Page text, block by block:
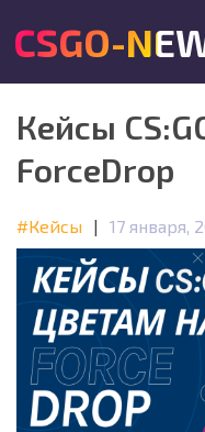
CSGO-
Кейсы
ForceDrop
#Кейсы | 17 января,